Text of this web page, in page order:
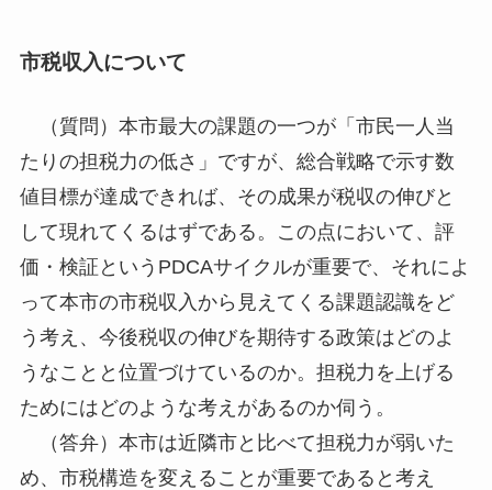
市税収入について
（質問）本市最大の課題の一つが「市民一人当
たりの担税力の低さ」ですが、総合戦略で示す数
値目標が達成できれば、その成果が税収の伸びと
して現れてくるはずである。この点において、評
価・検証というPDCAサイクルが重要で、それによ
って本市の市税収入から見えてくる課題認識をど
う考え、今後税収の伸びを期待する政策はどのよ
うなことと位置づけているのか。担税力を上げる
ためにはどのような考えがあるのか伺う。
（答弁）本市は近隣市と比べて担税力が弱いた
め、市税構造を変えることが重要であると考え